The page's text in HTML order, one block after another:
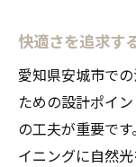
快適さを追求す
愛知県安城市で
ための設計ポイ
の工夫が重要で
イニングに自然